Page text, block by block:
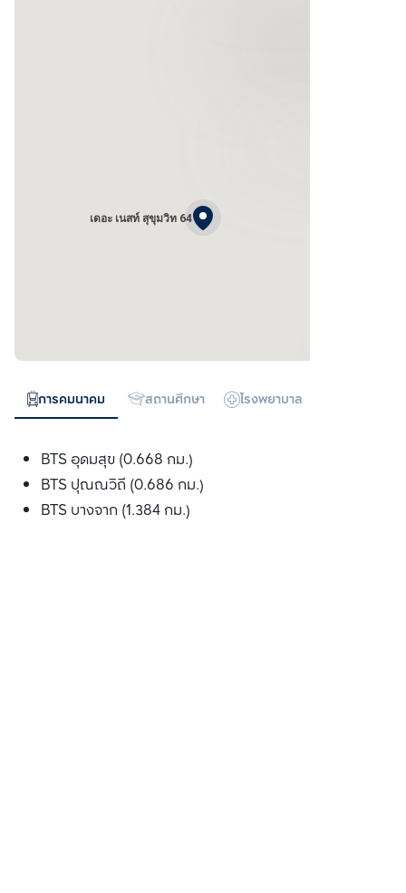
เดอะ เนสท์ สุขุมวิท 64
การคมนาคม สถานศึกษา โรงพยาบาล
BTS อุดมสุข (0.668 กม.)
BTS ปุณณวิถี (0.686 กม.)
BTS บางจาก (1.384 กม.)